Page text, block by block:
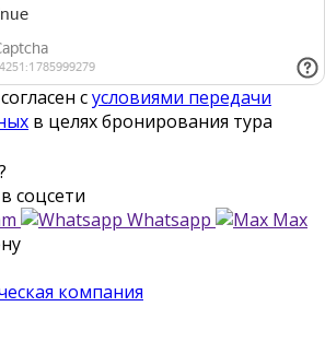
сусловиями передачи
в целях бронирования тура
соцсети
Whatsapp
Max
компания